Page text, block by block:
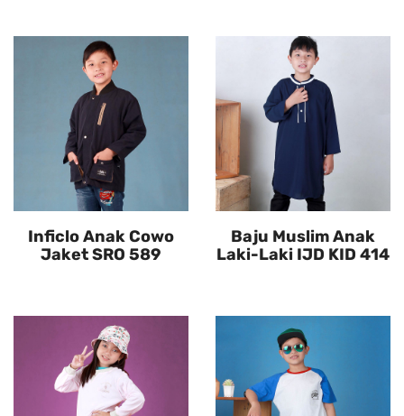
Inficlo Anak Cowo
Jaket SRO 589
Baju Muslim Anak
Laki-Laki IJD KID 414